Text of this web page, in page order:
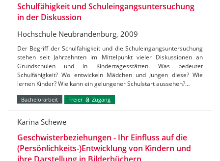
Schulfähigkeit und Schuleingangsuntersuchung
in der Diskussion
Hochschule Neubrandenburg, 2009
Der Begriff der Schulfähigkeit und die Schuleingangsuntersuchung
stehen seit Jahrzehnten im Mittelpunkt vieler Diskussionen an
Grundschulen und in Kindertagesstätten. Was bedeutet
Schulfähigkeit? Wo entwickeln Mädchen und Jungen diese? Wie
lernen Kinder? Wie kann ein gelungener Schulstart aussehen?…
Bachelorarbeit Freier Zugang
Karina Schewe
Geschwisterbeziehungen - Ihr Einfluss auf die
(Persönlichkeits-)Entwicklung von Kindern und